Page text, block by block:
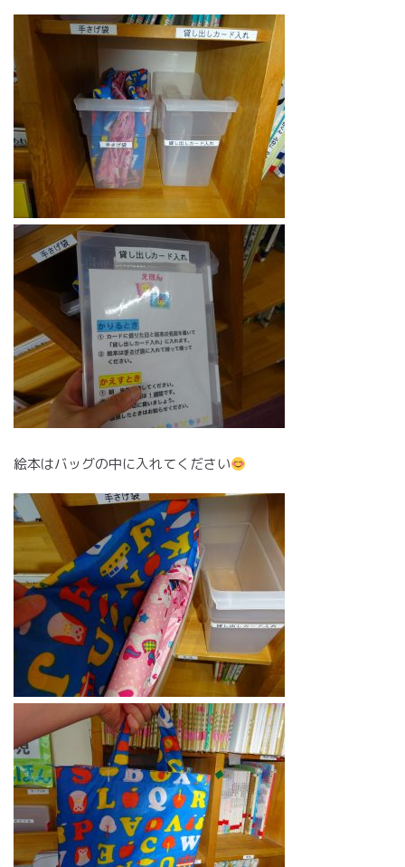
絵本はバッグの中に入れてください